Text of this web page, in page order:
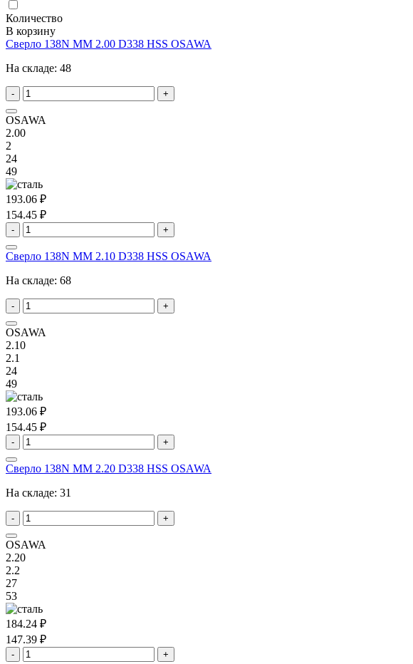
Количество
В корзину
Сверло 138N MM 2.00 D338 HSS OSAWA
На складе: 48
- +
OSAWA
2.00
2
24
49
193.06 ₽
154.45 ₽
- +
Сверло 138N MM 2.10 D338 HSS OSAWA
На складе: 68
- +
OSAWA
2.10
2.1
24
49
193.06 ₽
154.45 ₽
- +
Сверло 138N MM 2.20 D338 HSS OSAWA
На складе: 31
- +
OSAWA
2.20
2.2
27
53
184.24 ₽
147.39 ₽
- +